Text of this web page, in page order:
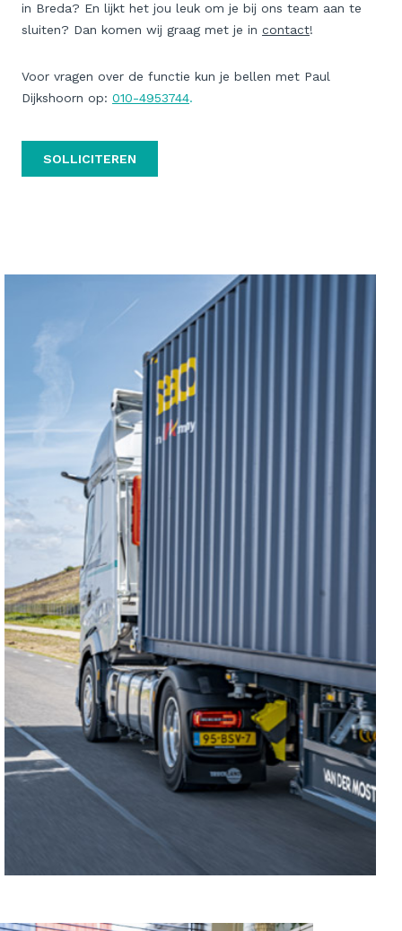
in Breda? En lijkt het jou leuk om je bij ons team aan te
sluiten? Dan komen wij graag met je in contact!
Voor vragen over de functie kun je bellen met Paul
Dijkshoorn op: 010-4953744.
SOLLICITEREN